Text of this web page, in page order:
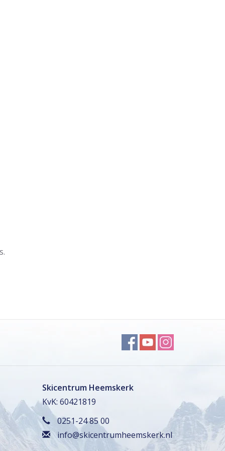
Skicentrum Heemskerk
KvK: 60421819
0251-24 85 00
info@skicentrumheemskerk.nl